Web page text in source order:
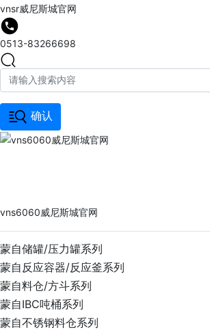
vnsr威尼斯城官网
0513-83266698
确认
vns6060威尼斯城官网
蒙自储罐/压力罐系列
蒙自反应容器/反应釜系列
蒙自料仓/方斗系列
蒙自IBC吨桶系列
蒙自不锈钢料仓系列